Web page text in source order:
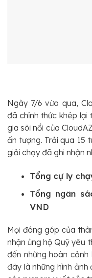
Ngày 7/6 vừa qua,
đã chính thức khép lại
gia sôi nổi của
ấn tượng. Trải qua 15
giải chạy đã ghi nhận
Tổng cự ly
Tổng ngân
VND
Mọi đóng góp của
nhận ủng hộ Quỹ yêu
đến những hoàn
đây là những hình ảnh